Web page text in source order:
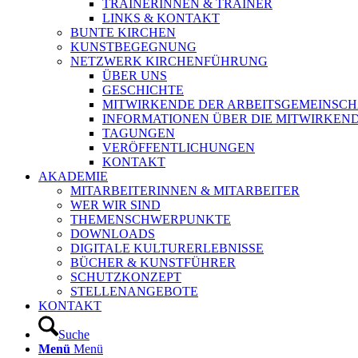
TRAINERINNEN & TRAINER
LINKS & KONTAKT
BUNTE KIRCHEN
KUNSTBEGEGNUNG
NETZWERK KIRCHENFÜHRUNG
ÜBER UNS
GESCHICHTE
MITWIRKENDE DER
INFORMATIONEN ÜBER DIE
TAGUNGEN
VERÖFFENTLICHUNGEN
KONTAKT
AKADEMIE
MITARBEITERINNEN & MITARBEITER
WER WIR SIND
THEMENSCHWERPUNKTE
DOWNLOADS
DIGITALE KULTURERLEBNISSE
BÜCHER & KUNSTFÜHRER
SCHUTZKONZEPT
STELLENANGEBOTE
KONTAKT
Suche
Menü Menü